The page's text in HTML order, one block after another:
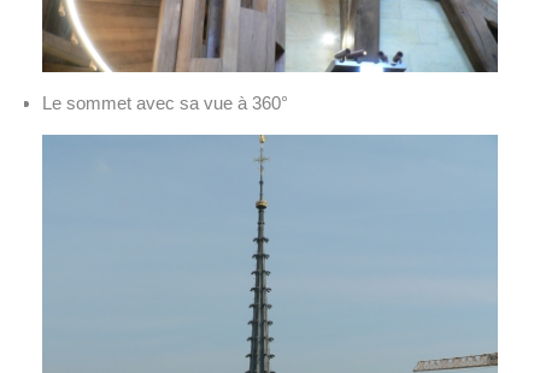
Le sommet avec sa vue à 360°